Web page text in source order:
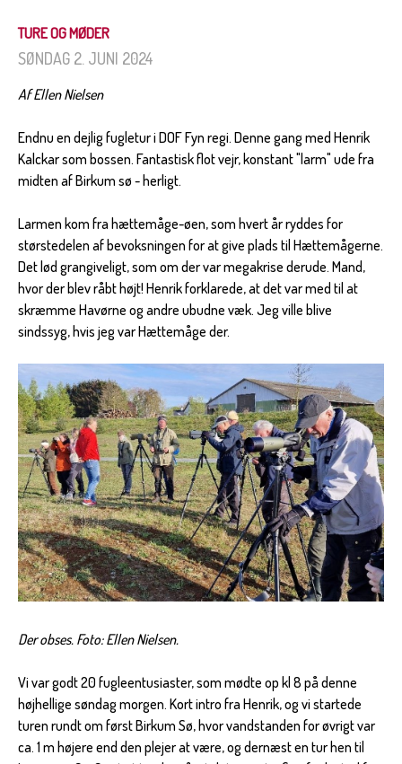
TURE OG MØDER
SØNDAG 2. JUNI 2024
Af Ellen Nielsen
Endnu en dejlig fugletur i DOF Fyn regi. Denne gang med Henrik
Kalckar som bossen. Fantastisk flot vejr, konstant "larm" ude fra
midten af Birkum sø - herligt.
Larmen kom fra hættemåge-øen, som hvert år ryddes for
størstedelen af bevoksningen for at give plads til Hættemågerne.
Det lød grangiveligt, som om der var megakrise derude. Mand,
hvor der blev råbt højt! Henrik forklarede, at det var med til at
skræmme Havørne og andre ubudne væk. Jeg ville blive
sindssyg, hvis jeg var Hættemåge der.
Der obses. Foto: Ellen Nielsen.
Vi var godt 20 fugleentusiaster, som mødte op kl 8 på denne
højhellige søndag morgen. Kort intro fra Henrik, og vi startede
turen rundt om først Birkum Sø, hvor vandstanden for øvrigt var
ca. 1 m højere end den plejer at være, og dernæst en tur hen til